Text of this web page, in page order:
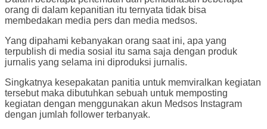
orang di dalam kepanitian itu ternyata tidak bisa
membedakan media pers dan media medsos.
Yang dipahami kebanyakan orang saat ini, apa yang
terpublish di media sosial itu sama saja dengan produk
jurnalis yang selama ini diproduksi jurnalis.
Singkatnya kesepakatan panitia untuk memviralkan kegiatan
tersebut maka dibutuhkan sebuah untuk memposting
kegiatan dengan menggunakan akun Medsos Instagram
dengan jumlah follower terbanyak.